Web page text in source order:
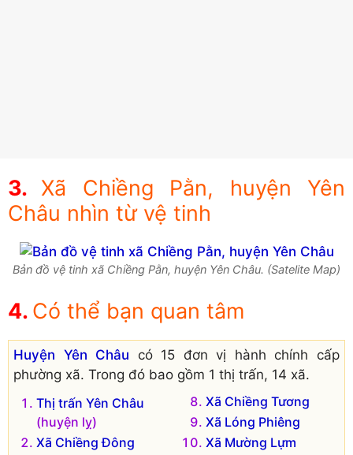
Xã Chiềng Pằn, huyện Yên
Châu nhìn từ vệ tinh
Bản đồ vệ tinh xã Chiềng Pằn, huyện Yên Châu. (Satelite Map)
Có thể bạn quan tâm
Huyện Yên Châu có 15 đơn vị hành chính cấp
phường xã. Trong đó bao gồm 1 thị trấn, 14 xã.
Thị trấn Yên Châu
(huyện lỵ)
Xã Chiềng Đông
Xã Chiềng Tương
Xã Lóng Phiêng
Xã Mường Lựm